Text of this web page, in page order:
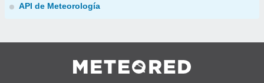
API de Meteorología